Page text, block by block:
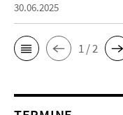
30.06.2025
1 / 2